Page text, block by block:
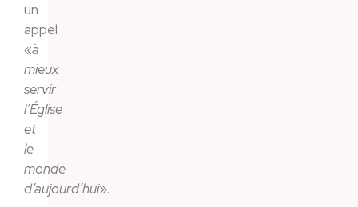
un
appel
«à
mieux
servir
l’Église
et
le
monde
d’aujourd’hui».